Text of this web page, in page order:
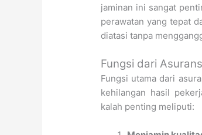
jaminan ini sangat
perawatan yang tepat
diatasi tanpa
Fungsi dari
Fungsi utama dari
kehilangan hasil
kalah penting meliputi: